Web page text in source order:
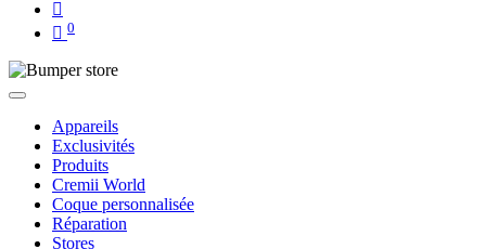
0
Appareils
Exclusivités
Produits
Cremii World
Coque personnalisée
Réparation
Stores